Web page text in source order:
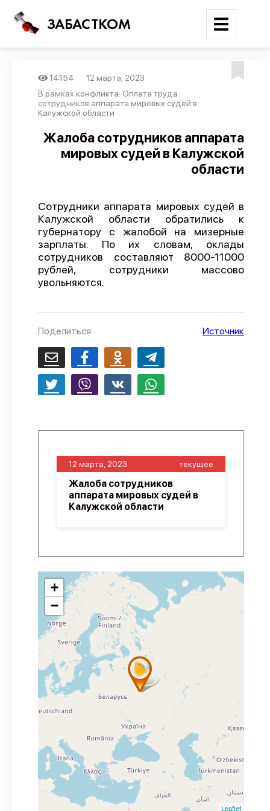
ЗАБАСТКОМ
Войти
Новости
Карта событий
Отчеты
Предложить публикацию
Справочник
API
14154
12 марта, 2023
В рамках конфликта: Оплата труда
сотрудников аппарата мировых судей в
Калужской области
Жалоба сотрудников аппарата
мировых судей в Калужской
области
Сотрудники аппарата мировых судей в
Калужской области обратились к
губернатору с жалобой на мизерные
зарплаты. По их словам, оклады
сотрудников составляют 8000-11000
рублей, сотрудники массово
увольняются.
Поделиться Источник
12 марта, 2023 текущее
Жалоба сотрудников
аппарата мировых судей в
Калужской области
+
−
Leaflet